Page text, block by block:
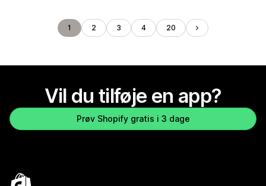
1 2 3 4 20
Vil du tilføje en app?
Prøv Shopify gratis i 3 dage